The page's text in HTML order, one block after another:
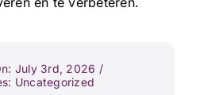
July 3rd, 2026 /
Uncategorized